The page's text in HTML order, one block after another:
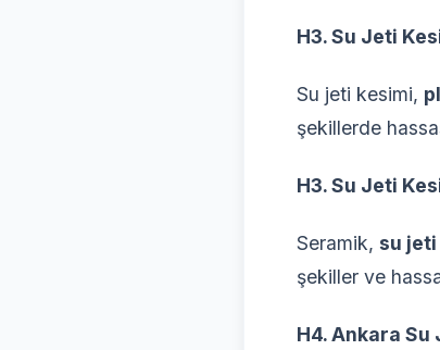
H3. Su Jeti
Su jeti kesimi,
şekillerde
H3. Su Jeti
Seramik, su jeti
şekiller ve
H4. Ankara